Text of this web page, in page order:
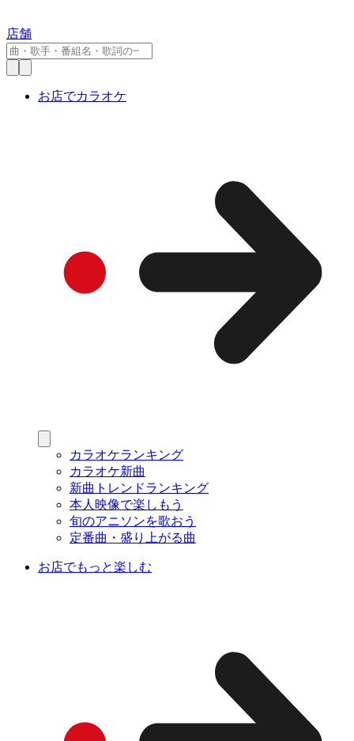
店舗
お店でカラオケ
カラオケランキング
カラオケ新曲
新曲トレンドランキング
本人映像で楽しもう
旬のアニソンを歌おう
定番曲・盛り上がる曲
お店でもっと楽しむ